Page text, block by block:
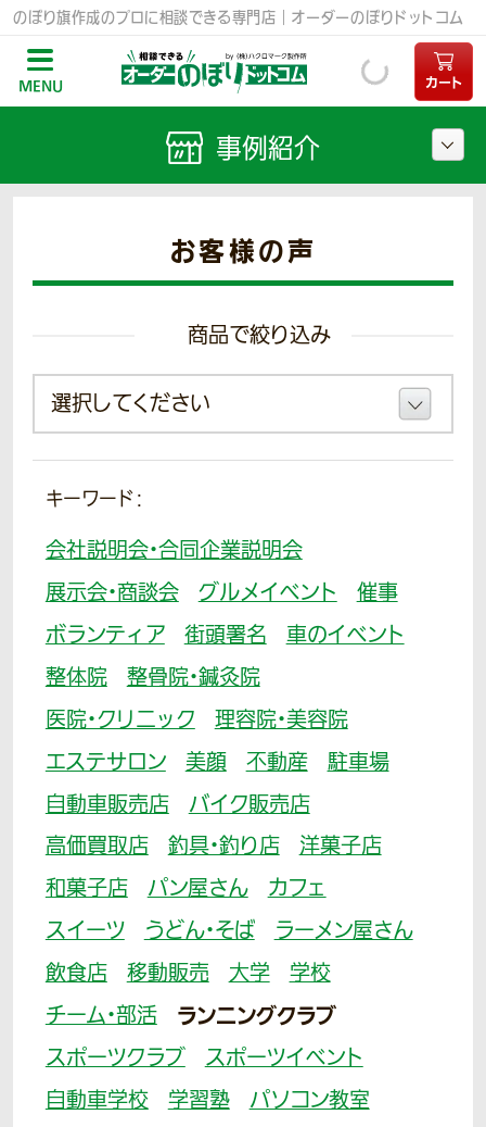
のぼり旗作成のプロに相談できる専門店｜オーダーのぼりドットコム
MENU カート
お客様の声
商品で絞り込み
キーワード：
会社説明会・合同企業説明会
展示会・商談会
グルメイベント
催事
ボランティア
街頭署名
車のイベント
整体院
整骨院・鍼灸院
医院・クリニック
理容院・美容院
エステサロン
美顔 不動産
駐車場
自動車販売店
バイク販売店
高価買取店
釣具・釣り店
洋菓子店
和菓子店
パン屋さん
カフェ
スイーツ
うどん・そば
ラーメン屋さん
飲食店
移動販売 大学
学校
チーム・部活
ランニングクラブ
スポーツクラブ
スポーツイベント
自動車学校
学習塾
パソコン教室
事例紹介